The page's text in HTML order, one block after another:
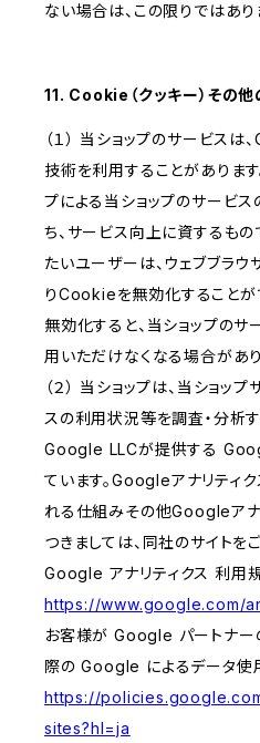
ない場合は、この限りではあり
11. Cookie（クッキー）その
（１） 当ショップのサービス
技術を利用することがあります
プによる当ショップのサービ
ち、サービス向上に資するも
たいユーザーは、ウェブブラ
りCookieを無効化することが
無効化すると、当ショップの
用いただけなくなる場合があり
（２） 当ショップは、当ショッ
スの利用状況等を調査・分析
Google LLCが提供する
ています。Googleアナリティ
れる仕組みその他Googleアナ
つきましては、同社のサイトを
Google アナリティクス 利用規
https://www.google.com/
お客様が Google パートナー
際の Google によるデータ使
https://
sites?hl=ja